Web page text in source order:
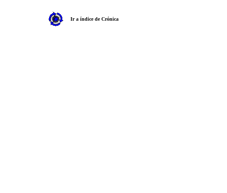
Ir a índice de Crónica